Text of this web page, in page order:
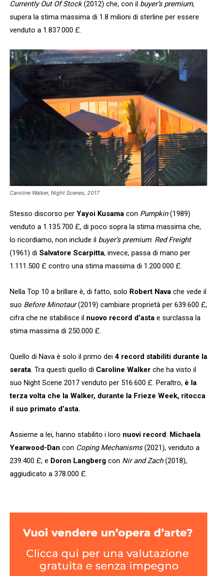
Currently Out Of Stock(2012) che, con il buyer’s premium,
supera la stima massima di 1.8 milioni di sterline per essere
venduto a 1.837.000 £.
Caroline Walker, Night Scenes, 2017
Stesso discorso per Yayoi Kusama con Pumpkin(1989)
venduto a 1.135.700 £, di poco sopra la stima massima che,
lo ricordiamo, non include il buyer’s premium. Red Freight
(1961) di Salvatore Scarpitta, invece, passa di mano per
1.111.500 £ contro una stima massima di 1.200.000 £.
Nella Top 10 a brillare è, di fatto, solo Robert Nava che vede il
suo Before Minotaur(2019) cambiare proprietà per 639.600 £,
cifra che ne stabilisce il nuovo record d’asta e surclassa la
stima massima di 250.000 £.
Quello di Nava è solo il primo dei 4 record stabiliti durante la
serata. Tra questi quello di Caroline Walker che ha visto il
suo Night Scene 2017 venduto per 516.600 £. Peraltro, è la
terza volta che la Walker, durante la Frieze Week, ritocca
il suo primato d’asta.
Assieme a lei, hanno stabilito i loro nuovi record: Michaela
Yearwood-Dan con Coping Mechanisms(2021), venduto a
239.400 £; e Doron Langberg con Nir and Zach(2018),
aggiudicato a 378.000 £.